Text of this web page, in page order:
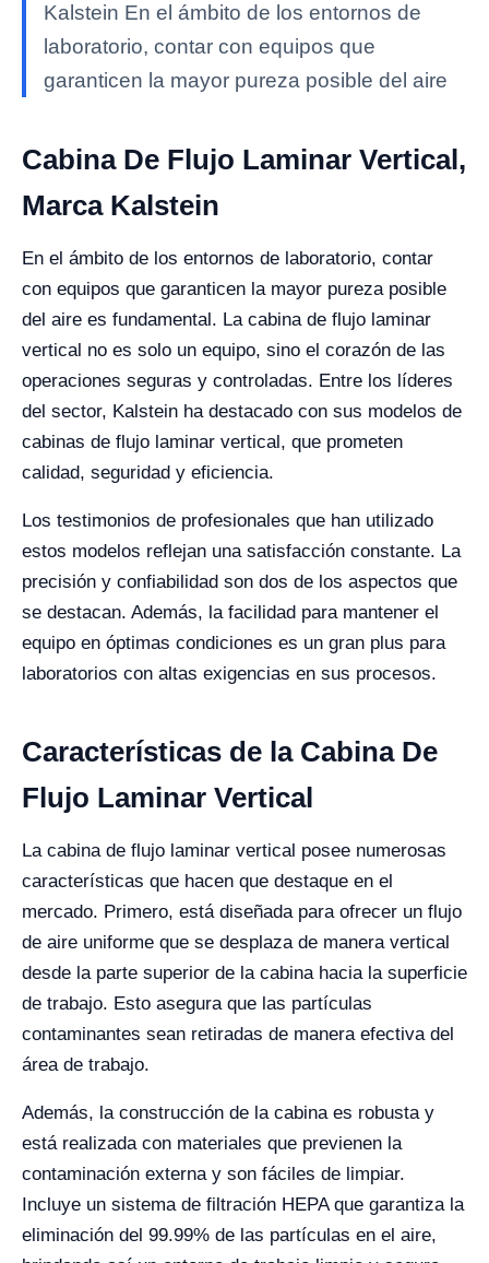
Kalstein En el ámbito de los entornos de
laboratorio, contar con equipos que
garanticen la mayor pureza posible del aire
Cabina De Flujo Laminar Vertical,
Marca Kalstein
En el ámbito de los entornos de laboratorio, contar
con equipos que garanticen la mayor pureza posible
del aire es fundamental. La cabina de flujo laminar
vertical no es solo un equipo, sino el corazón de las
operaciones seguras y controladas. Entre los líderes
del sector, Kalstein ha destacado con sus modelos de
cabinas de flujo laminar vertical, que prometen
calidad, seguridad y eficiencia.
Los testimonios de profesionales que han utilizado
estos modelos reflejan una satisfacción constante. La
precisión y confiabilidad son dos de los aspectos que
se destacan. Además, la facilidad para mantener el
equipo en óptimas condiciones es un gran plus para
laboratorios con altas exigencias en sus procesos.
Características de la Cabina De
Flujo Laminar Vertical
La cabina de flujo laminar vertical posee numerosas
características que hacen que destaque en el
mercado. Primero, está diseñada para ofrecer un flujo
de aire uniforme que se desplaza de manera vertical
desde la parte superior de la cabina hacia la superficie
de trabajo. Esto asegura que las partículas
contaminantes sean retiradas de manera efectiva del
área de trabajo.
Además, la construcción de la cabina es robusta y
está realizada con materiales que previenen la
contaminación externa y son fáciles de limpiar.
Incluye un sistema de filtración HEPA que garantiza la
eliminación del 99.99% de las partículas en el aire,